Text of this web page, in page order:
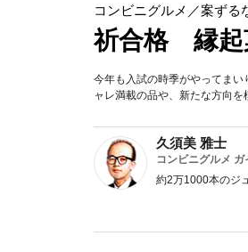
コンビニグルメ ／案ずる
祈合格 縁起
今年も入試の時季がやってま
ャレ満載の品や、新たな方向を
久須美 雅士
コンビニグルメ ガ
約2万1000本のジ